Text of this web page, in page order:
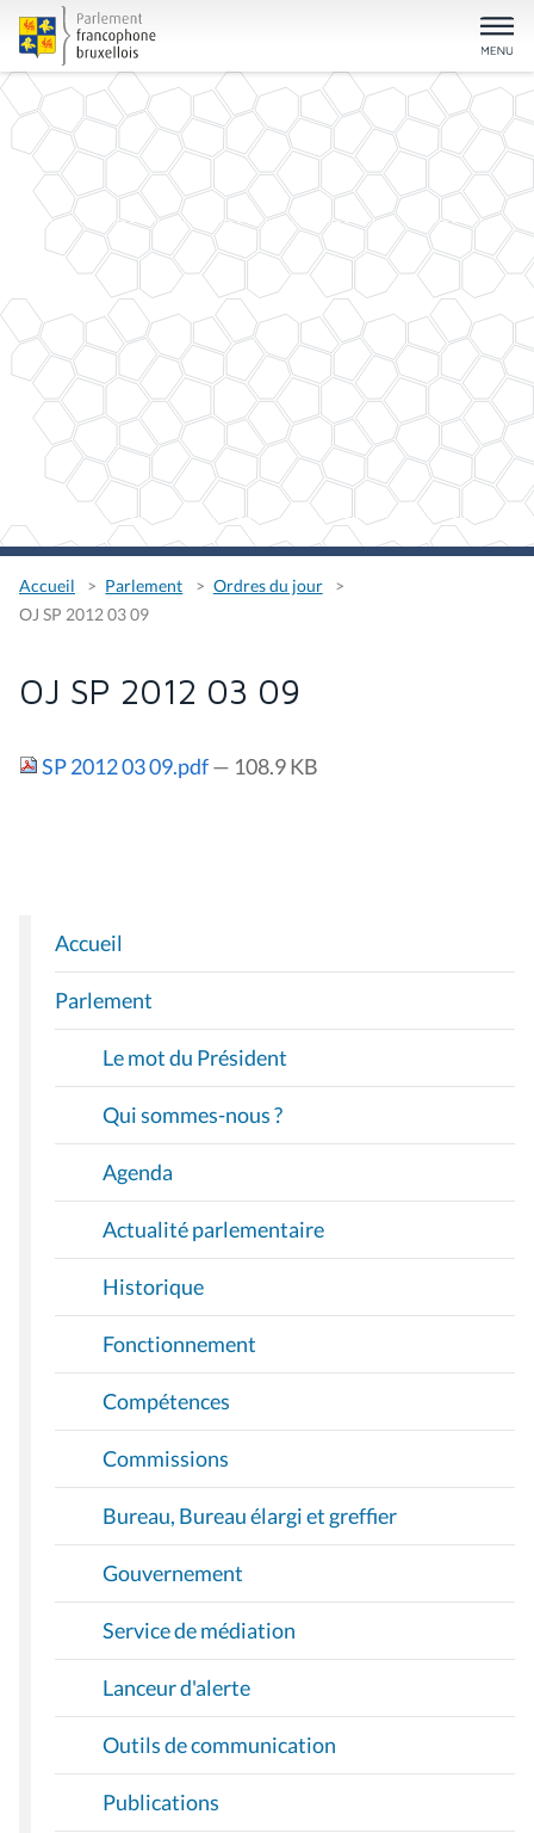
Accueil Parlement
Ordres du jour
OJ SP 2012 03 09
OJ SP 2012 03 09
SP 2012 03 09.pdf— 108.9 KB
N
A
V
G
T
O
Accueil
Parlement
Le mot du Président
Qui sommes-nous ?
Agenda
Actualité parlementaire
Historique
Fonctionnement
Compétences
Commissions
Bureau, Bureau élargi et greffier
Gouvernement
Service de médiation
Lanceur d'alerte
Outils de communication
Publications